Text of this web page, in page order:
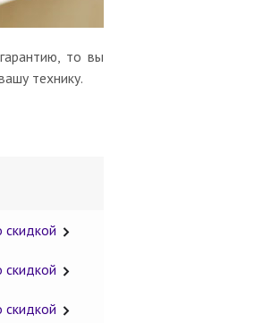
то вы
технику.
скидкой
скидкой
скидкой